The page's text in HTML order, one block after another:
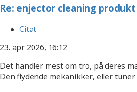
Re: enjector cleaning produkt
Citat
23. apr 2026, 16:12
Det handler mest om tro, på deres
Den flydende mekanikker, eller tuner